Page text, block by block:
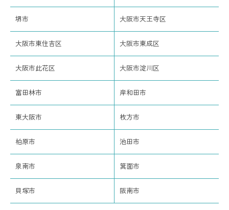
堺市 大阪市天王寺区
大阪市東住吉区 大阪市東成区
大阪市此花区 大阪市淀川区
富田林市 岸和田市
東大阪市 枚方市
柏原市 池田市
泉南市 箕面市
貝塚市 阪南市